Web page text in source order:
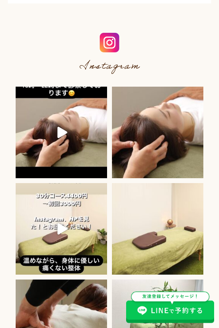
Instagram
11月 20
10月 16 10月 16